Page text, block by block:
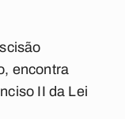
encontra
II da Lei